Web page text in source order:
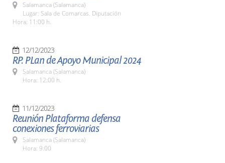
Salamanca (Salamanca)
Lugar: Sala de Comarcas. Diputación
Hora: 11:00 h.
12/12/2023
RP. PLan de Apoyo Municipal 2024
Salamanca (Salamanca)
Hora: 12:00 h.
11/12/2023
Reunión Plataforma defensa
conexiones ferroviarias
Salamanca (Salamanca)
Hora: 9:00